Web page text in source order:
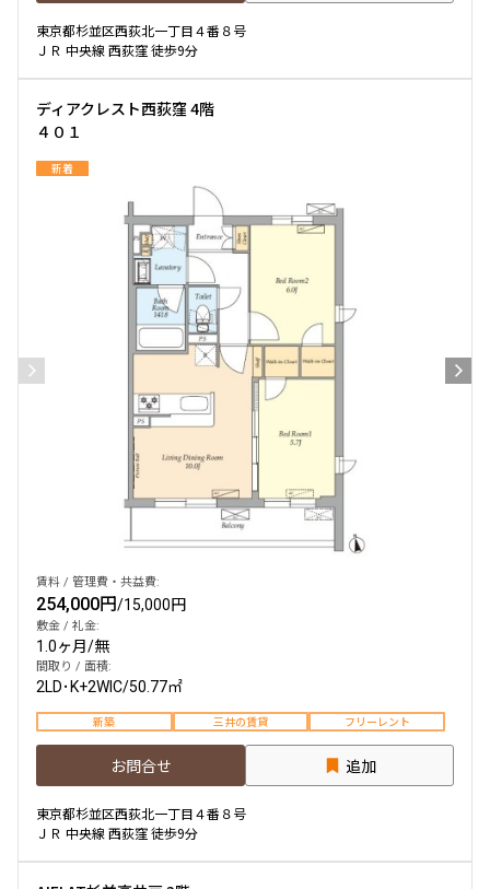
東京都杉並区西荻北一丁目４番８号
ＪＲ 中央線 西荻窪 徒歩9分
ディアクレスト西荻窪 4階
４０１
新着
賃料 / 管理費・共益費:
254,000円/15,000円
敷金 / 礼金:
1.0ヶ月/無
間取り / 面積:
2LD･K+2WIC/50.77㎡
新築 三井の賃貸 フリーレント
お問合せ 追加
東京都杉並区西荻北一丁目４番８号
ＪＲ 中央線 西荻窪 徒歩9分